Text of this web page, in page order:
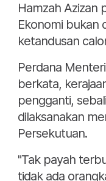
Hamzah Azizan
Ekonomi bukan
ketandusan
Perdana
berkata,
pengganti,
dilaksanakan
Persekutuan.
"Tak payah
tidak ada